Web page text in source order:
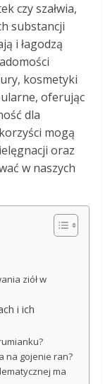
czy szałwia,
substancji
i łagodzą
kosmetyki
oferując
dla
mogą
oraz
w naszych
ziół w
i ich
na gojenie ran?
ma